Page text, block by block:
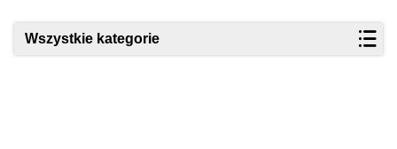
Wszystkie kategorie